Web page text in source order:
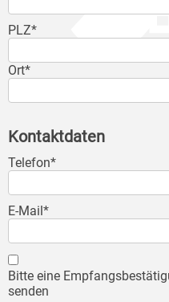
PLZ*
Ort*
Kontaktdaten
Telefon*
E-Mail*
Bitte eine
senden